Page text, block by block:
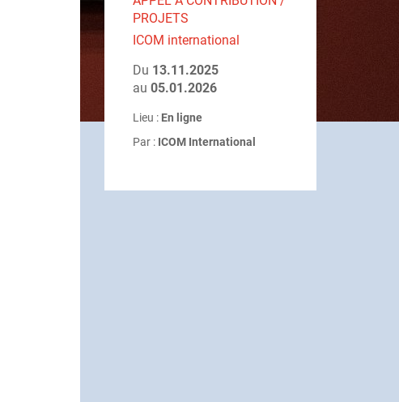
PROJETS
ICOM international
Du 13.11.2025
au 05.01.2026
Lieu : En ligne
Par : ICOM International